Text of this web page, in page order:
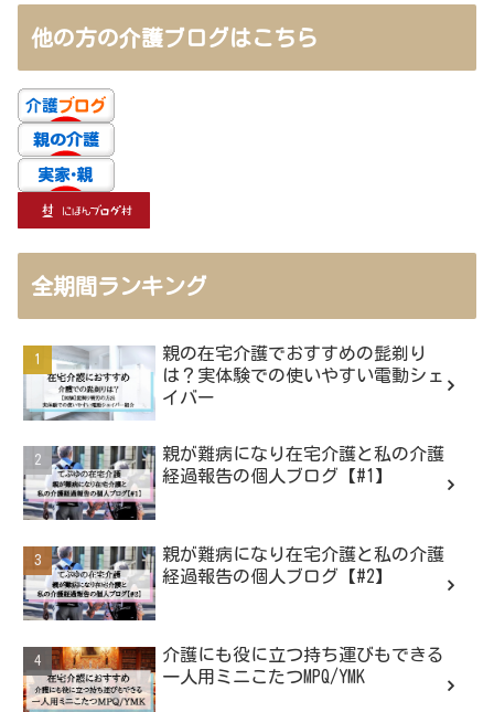
他の方の介護ブログはこちら
全期間ランキング
親の在宅介護でおすすめの髭剃り
は？実体験での使いやすい電動シェ
イバー
親が難病になり在宅介護と私の介護
経過報告の個人ブログ【#1】
親が難病になり在宅介護と私の介護
経過報告の個人ブログ【#2】
介護にも役に立つ持ち運びもできる
一人用ミニこたつMPQ/YMK